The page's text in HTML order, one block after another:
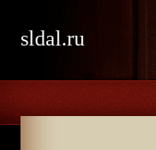
sldal.ru